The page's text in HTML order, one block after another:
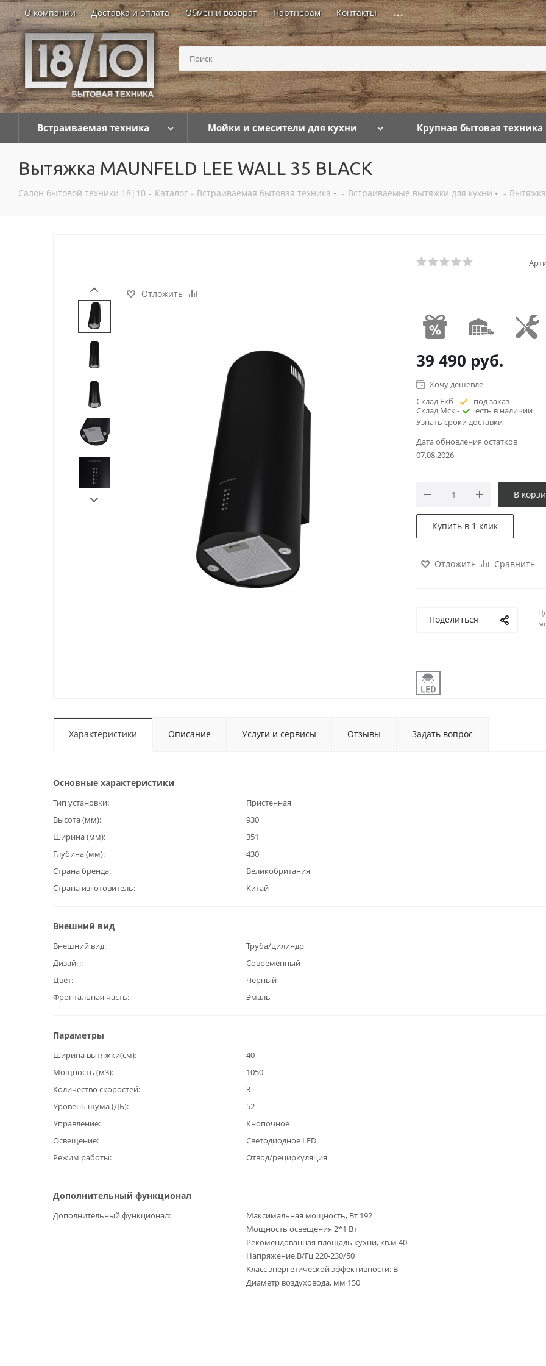
О компании Доставка и оплата Обмен и возврат Партнерам Контакты ...
Встраиваемая техника Мойки и смесители для кухни Крупная бытовая техника
Вытяжка MAUNFELD LEE WALL 35 BLACK
Салон бытовой техники 18|10 - Каталог - Встраиваемая бытовая техника - Встраиваемые вытяжки для кухни - Вытяжка
Отложить
39 490 руб.
Хочу дешевле
Склад Екб -
под заказ
Склад Мск -
есть в наличии
Узнать сроки доставки
Дата обновления остатков
07.08.2026
В
Купить в 1 клик
Отложить Сравнить
Поделиться
Характеристики Описание Услуги и сервисы Отзывы Задать вопрос
Основные характеристики
Тип установки
Пристенная
Высота (мм)
930
Ширина (мм)
351
Глубина (мм)
430
Страна бренда
Великобритания
Страна изготовитель
Китай
Внешний вид
Внешний вид
Труба/цилиндр
Дизайн
Современный
Цвет
Черный
Фронтальная часть
Эмаль
Параметры
Ширина вытяжки(см)
40
Мощность (м3)
1050
Количество скоростей
3
Уровень шума (ДБ)
52
Управление
Кнопочное
Освещение
Светодиодное LED
Режим работы
Отвод/рециркуляция
Дополнительный функционал
Дополнительный функционал
Максимальная мощность, Вт 192
Мощность освещения 2*1 Вт
Рекомендованная площадь кухни, кв.м 40
Напряжение,В/Гц 220-230/50
Класс энергетической эффективности: B
Диаметр воздуховода, мм 150